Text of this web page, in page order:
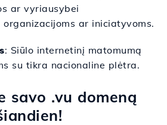
ar vyriausybei
organizacijoms ar iniciatyvoms.
: Siūlo internetinį matomumą
su tikra nacionaline plėtra.
savo .vu domeną